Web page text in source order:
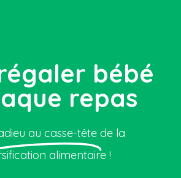
bébé
repas
au casse-tête de la
alimentaire !